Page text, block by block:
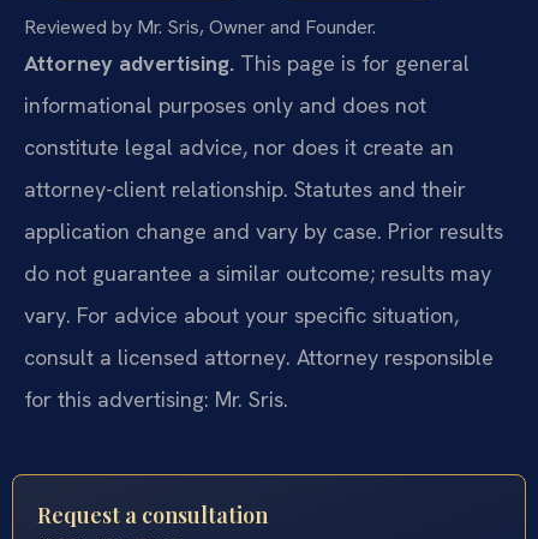
Reviewed by Mr. Sris, Owner and Founder.
Attorney advertising. This page is for general
informational purposes only and does not
constitute legal advice, nor does it create an
attorney-client relationship. Statutes and their
application change and vary by case. Prior results
do not guarantee a similar outcome; results may
vary. For advice about your specific situation,
consult a licensed attorney. Attorney responsible
for this advertising: Mr. Sris.
Request a consultation